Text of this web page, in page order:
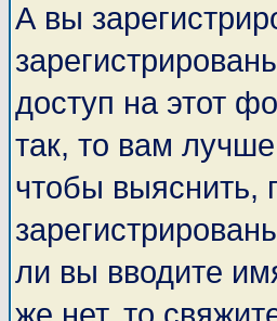
А вы
доступ на этот
так, то вам
чтобы выяснить,
ли вы вводите